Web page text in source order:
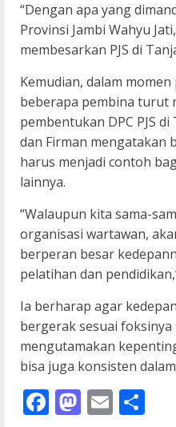
“Dengan apa yang
Provinsi Jambi Wahyu
membesarkan PJS di
Kemudian, dalam
beberapa pembina turut
pembentukan DPC PJS
dan Firman mengatakan
harus menjadi contoh
lainnya.
“Walaupun kita sama-
organisasi wartawan,
berperan besar
pelatihan dan
Ia berharap agar
bergerak sesuai
mengutamakan
bisa juga konsisten
Facebook
Email